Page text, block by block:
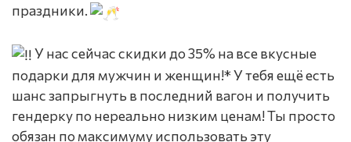
праздники.
У нас сейчас скидки до 35% на все вкусные
подарки для мужчин и женщин!* У тебя ещё есть
шанс запрыгнуть в последний вагон и получить
гендерку по нереально низким ценам! Ты просто
обязан по максимуму использовать эту